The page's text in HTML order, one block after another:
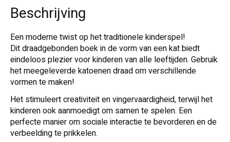
Beschrijving
Een moderne twist op het traditionele kinderspel!
Dit draadgebonden boek in de vorm van een kat biedt
eindeloos plezier voor kinderen van alle leeftijden. Gebruik
het meegeleverde katoenen draad om verschillende
vormen te maken!
Het stimuleert creativiteit en vingervaardigheid, terwijl het
kinderen ook aanmoedigt om samen te spelen. Een
perfecte manier om sociale interactie te bevorderen en de
verbeelding te prikkelen.